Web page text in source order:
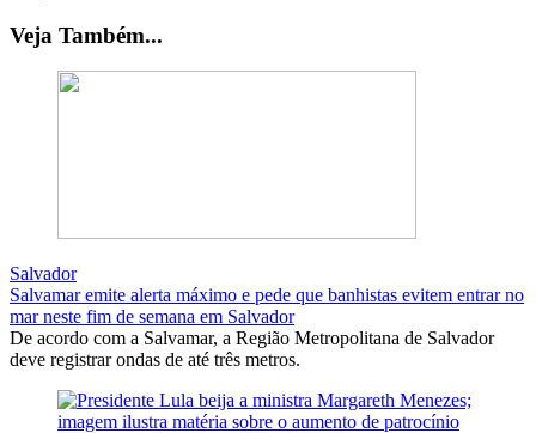
Veja Também...
Salvador
Salvamar emite alerta máximo e pede que banhistas evitem entrar no
mar neste fim de semana em Salvador
De acordo com a Salvamar, a Região Metropolitana de Salvador
deve registrar ondas de até três metros.